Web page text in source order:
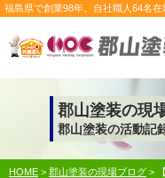
福島県で創業98年 、自社職人 64名在
郡山塗装の現
郡山塗装の活動記
HOME > 郡山塗装の現場ブログ >